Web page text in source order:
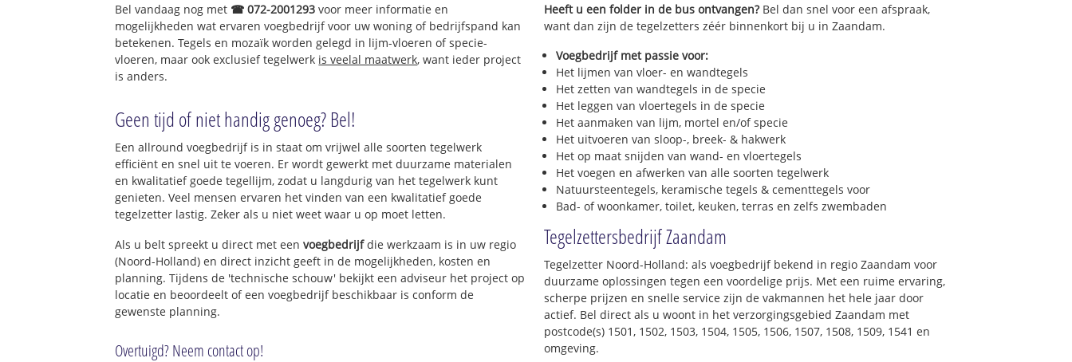
Bel vandaag nog met ☎ 072-2001293 voor meer informatie en
mogelijkheden wat ervaren voegbedrijf voor uw woning of bedrijfspand kan
betekenen. Tegels en mozaïk worden gelegd in lijm-vloeren of specie-
vloeren, maar ook exclusief tegelwerk is veelal maatwerk, want ieder project
is anders.
Geen tijd of niet handig genoeg? Bel!
Een allround voegbedrijf is in staat om vrijwel alle soorten tegelwerk
efficiënt en snel uit te voeren. Er wordt gewerkt met duurzame materialen
en kwalitatief goede tegellijm, zodat u langdurig van het tegelwerk kunt
genieten. Veel mensen ervaren het vinden van een kwalitatief goede
tegelzetter lastig. Zeker als u niet weet waar u op moet letten.
Als u belt spreekt u direct met eenvoegbedrijfdie werkzaam is in uw regio
(Noord-Holland) en direct inzicht geeft in de mogelijkheden, kosten en
planning. Tijdens de 'technische schouw' bekijkt een adviseur het project op
locatie en beoordeelt of een voegbedrijf beschikbaar is conform de
gewenste planning.
Overtuigd? Neem contact op!
Heeft u een folder in de bus ontvangen?Bel dan snel voor een afspraak,
want dan zijn de tegelzetters zéér binnenkort bij u in Zaandam.
Voegbedrijf met passie voor:
Het lijmen van vloer- en wandtegels
Het zetten van wandtegels in de specie
Het leggen van vloertegels in de specie
Het aanmaken van lijm, mortel en/of specie
Het uitvoeren van sloop-, breek- & hakwerk
Het op maat snijden van wand- en vloertegels
Het voegen en afwerken van alle soorten tegelwerk
Natuursteentegels, keramische tegels & cementtegels voor
Bad- of woonkamer, toilet, keuken, terras en zelfs zwembaden
Tegelzettersbedrijf Zaandam
Tegelzetter Noord-Holland: als voegbedrijf bekend in regio Zaandam voor
duurzame oplossingen tegen een voordelige prijs. Met een ruime ervaring,
scherpe prijzen en snelle service zijn de vakmannen het hele jaar door
actief. Bel direct als u woont in het verzorgingsgebied Zaandam met
postcode(s) 1501, 1502, 1503, 1504, 1505, 1506, 1507, 1508, 1509, 1541 en
omgeving.